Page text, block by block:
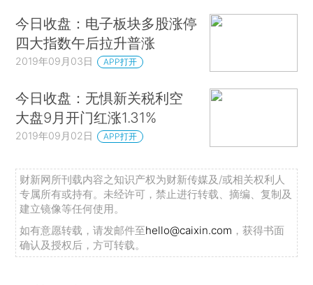
今日收盘：电子板块多股涨停
四大指数午后拉升普涨
2019年09月03日 APP打开
今日收盘：无惧新关税利空
大盘9月开门红涨1.31%
2019年09月02日 APP打开
财新网所刊载内容之知识产权为财新传媒及/或相关权利人
专属所有或持有。未经许可，禁止进行转载、摘编、复制及
建立镜像等任何使用。
如有意愿转载，请发邮件至hello@caixin.com ，获得书面
确认及授权后，方可转载。